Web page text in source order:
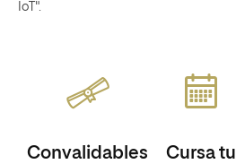
IoT".
Convalidables
Cursa tu